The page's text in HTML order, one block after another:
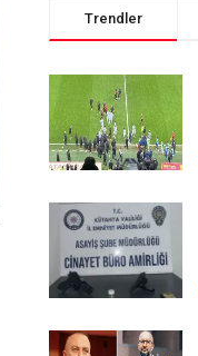
Trendler